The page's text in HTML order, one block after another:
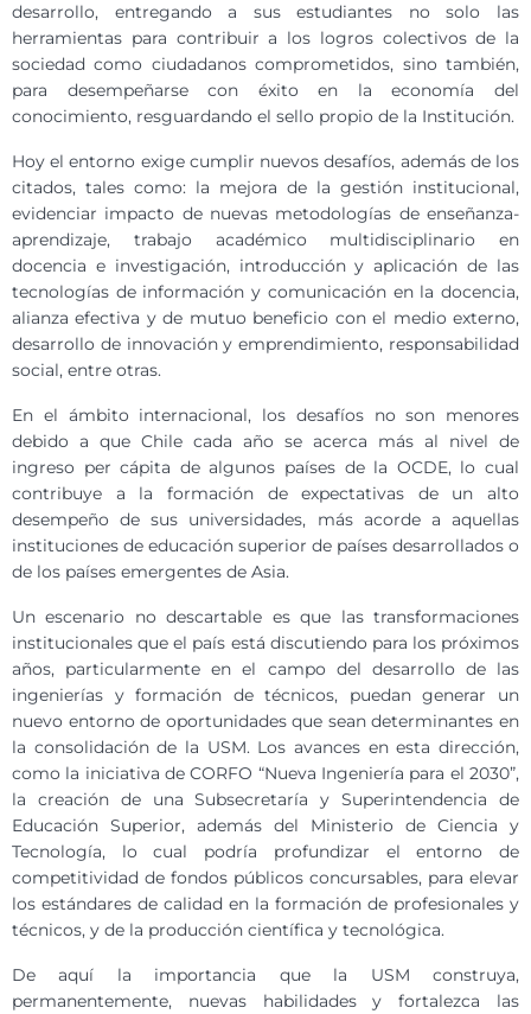
desarrollo, entregando a sus estudiantes no solo las
herramientas para contribuir a los logros colectivos de la
sociedad como ciudadanos comprometidos, sino también,
para desempeñarse con éxito en la economía del
conocimiento, resguardando el sello propio de la Institución.
Hoy el entorno exige cumplir nuevos desafíos, además de los
citados, tales como: la mejora de la gestión institucional,
evidenciar impacto de nuevas metodologías de enseñanza-
aprendizaje, trabajo académico multidisciplinario en
docencia e investigación, introducción y aplicación de las
tecnologías de información y comunicación en la docencia,
alianza efectiva y de mutuo beneficio con el medio externo,
desarrollo de innovación y emprendimiento, responsabilidad
social, entre otras.
En el ámbito internacional, los desafíos no son menores
debido a que Chile cada año se acerca más al nivel de
ingreso per cápita de algunos países de la OCDE, lo cual
contribuye a la formación de expectativas de un alto
desempeño de sus universidades, más acorde a aquellas
instituciones de educación superior de países desarrollados o
de los países emergentes de Asia.
Un escenario no descartable es que las transformaciones
institucionales que el país está discutiendo para los próximos
años, particularmente en el campo del desarrollo de las
ingenierías y formación de técnicos, puedan generar un
nuevo entorno de oportunidades que sean determinantes en
la consolidación de la USM. Los avances en esta dirección,
como la iniciativa de CORFO “Nueva Ingeniería para el 2030”,
la creación de una Subsecretaría y Superintendencia de
Educación Superior, además del Ministerio de Ciencia y
Tecnología, lo cual podría profundizar el entorno de
competitividad de fondos públicos concursables, para elevar
los estándares de calidad en la formación de profesionales y
técnicos, y de la producción científica y tecnológica.
De aquí la importancia que la USM construya,
permanentemente, nuevas habilidades y fortalezca las